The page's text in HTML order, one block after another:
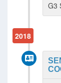
G3
2018